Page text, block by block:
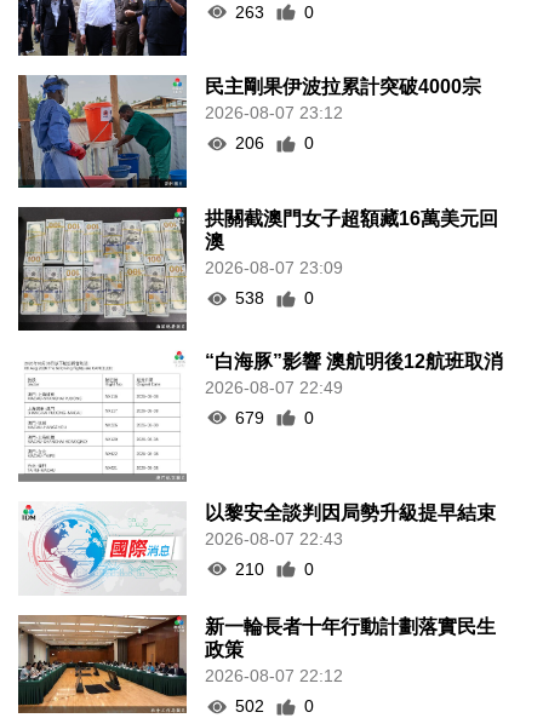
263
0
民主剛果伊波拉累計突破4000宗
2026-08-07 23:12
206
0
拱關截澳門女子超額藏16萬美元回
澳
2026-08-07 23:09
538
0
“白海豚”影響 澳航明後12航班取消
2026-08-07 22:49
679
0
以黎安全談判因局勢升級提早結束
2026-08-07 22:43
210
0
新一輪長者十年行動計劃落實民生
政策
2026-08-07 22:12
502
0